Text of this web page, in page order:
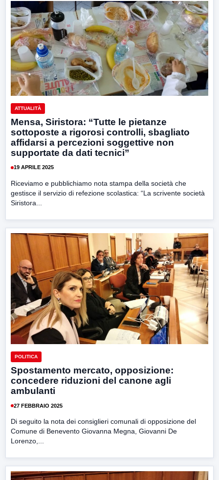
ATTUALITÀ
Mensa, Siristora: “Tutte le pietanze
sottoposte a rigorosi controlli, sbagliato
affidarsi a percezioni soggettive non
supportate da dati tecnici”
19 APRILE 2025
Riceviamo e pubblichiamo nota stampa della società che
gestisce il servizio di refezione scolastica: “La scrivente società
Siristora...
POLITICA
Spostamento mercato, opposizione:
concedere riduzioni del canone agli
ambulanti
27 FEBBRAIO 2025
Di seguito la nota dei consiglieri comunali di opposizione del
Comune di Benevento Giovanna Megna, Giovanni De
Lorenzo,...